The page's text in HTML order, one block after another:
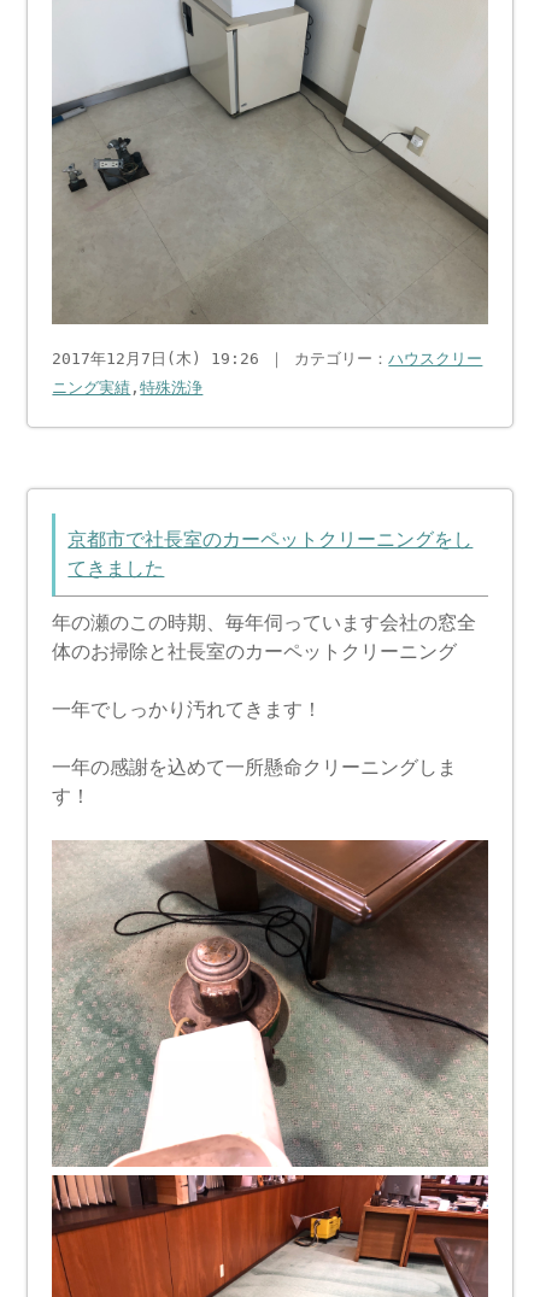
2017年12月7日(木) 19:26 ｜ カテゴリー：ハウスクリー
ニング実績 ,特殊洗浄
京都市で社長室のカーペットクリーニングをし
てきました
年の瀬のこの時期、毎年伺っています会社の窓全
体のお掃除と社長室のカーペットクリーニング
一年でしっかり汚れてきます！
一年の感謝を込めて一所懸命クリーニングしま
す！